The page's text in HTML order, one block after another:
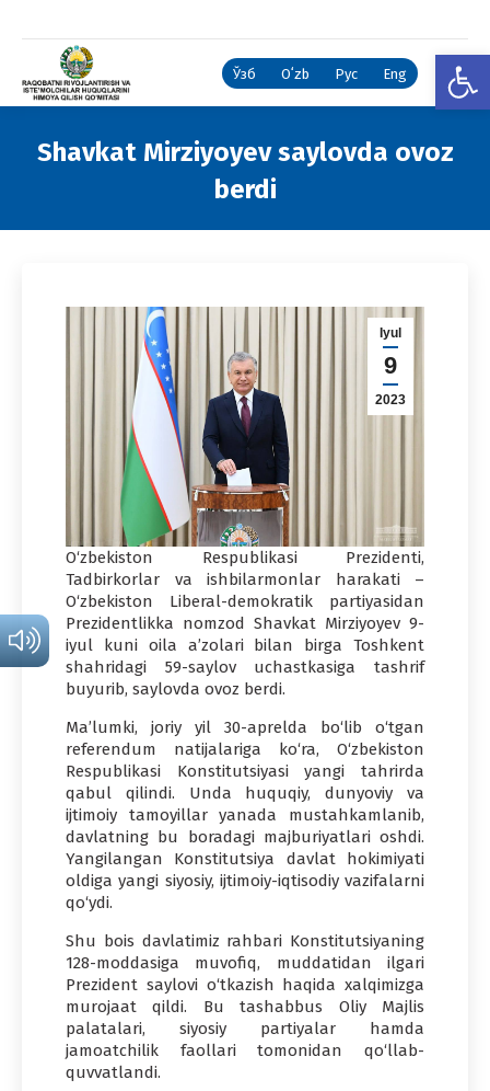
Ўзб Oʻzb Рус Eng
Shavkat Mirziyoyev saylovda ovoz
berdi
Iyul
9
2023
O‘zbekiston Respublikasi Prezidenti,
Tadbirkorlar va ishbilarmonlar harakati –
O‘zbekiston Liberal-demokratik partiyasidan
Prezidentlikka nomzod Shavkat Mirziyoyev 9-
iyul kuni oila a’zolari bilan birga Toshkent
shahridagi 59-saylov uchastkasiga tashrif
buyurib, saylovda ovoz berdi.
Ma’lumki, joriy yil 30-aprelda bo‘lib o‘tgan
referendum natijalariga ko‘ra, O‘zbekiston
Respublikasi Konstitutsiyasi yangi tahrirda
qabul qilindi. Unda huquqiy, dunyoviy va
ijtimoiy tamoyillar yanada mustahkamlanib,
davlatning bu boradagi majburiyatlari oshdi.
Yangilangan Konstitutsiya davlat hokimiyati
oldiga yangi siyosiy, ijtimoiy-iqtisodiy vazifalarni
qo‘ydi.
Shu bois davlatimiz rahbari Konstitutsiyaning
128-moddasiga muvofiq, muddatidan ilgari
Prezident saylovi o‘tkazish haqida xalqimizga
murojaat qildi. Bu tashabbus Oliy Majlis
palatalari, siyosiy partiyalar hamda
jamoatchilik faollari tomonidan qo‘llab-
quvvatlandi.